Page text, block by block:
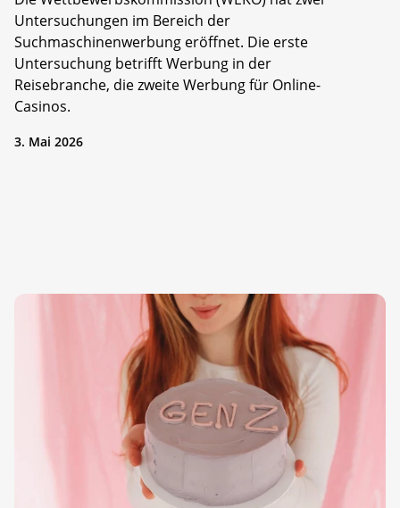
Untersuchungen im Bereich der
Suchmaschinenwerbung eröffnet. Die erste
Untersuchung betrifft Werbung in der
Reisebranche, die zweite Werbung für Online-
Casinos.
3. Mai 2026